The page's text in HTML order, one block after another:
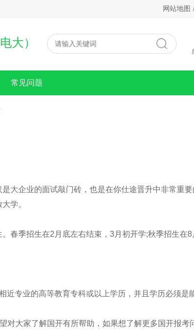
网站地图
大）
常见问题
企业的面试敲门砖，也是在你仕途晋升中非常重要
学。
季招生在2月底左右结束，3月初开学;秋季招生在8
专业的高等教育专科或以上学历，并且学历必须是
大家了解国开有所帮助，如果想了解更多国开报考